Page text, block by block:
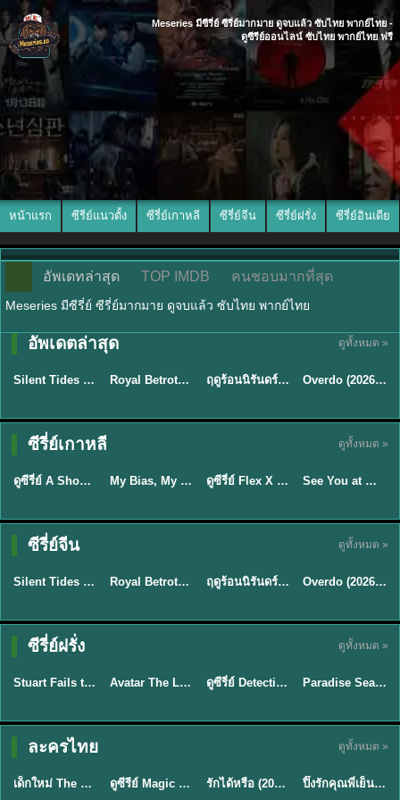
Meseries มีซีรี่ย์ ซีรี่ย์มากมาย ดูจบแล้ว ซับไทย พากย์ไทย -
ดูซีรีย์ออนไลน์ ซับไทย พากย์ไทย ฟรี
หน้าแรก ซีรีย์แนวตั้ง ซีรี่ย์เกาหลี ซีรี่ย์จีน ซีรี่ย์ฝรั่ง ซีรี่ย์อินเดีย
อัพเดทล่าสุด TOP IMDB คนชอบมากที่สุด
Meseries มีซีรี่ย์ ซีรี่ย์มากมาย ดูจบแล้ว ซับไทย พากย์ไทย
อัพเดตล่าสุด ดูทั้งหมด »
★9.5
พากย์ไทย
Silent Tides คลื่นลมลวง (2025) พากย์ไทย ซับไทย EP.1-31 ★9 Royal Betrothal (2026) สัญญาวิวาห์แห่งราชวงศ์ พากย์ไทย ซับไทย EP1-32 ★8.8 ฤดูร้อนนิรันดร์ (2026) Never-Ending Summer พากย์ไทย EP.1-29
ซับไทย
Overdo (2026) รักเกินแค้น พากย์ไทย ซับไทย EP1-33 (จบ)
ซีรี่ย์เกาหลี ดูทั้งหมด »
★8 EP.16
พากย์ไทย
TH EP. 16
ดูซีรี่ย์ A Shop for Killers 2 ร้านลับนักฆ่า ซีซัน 2 (2026) ซับไทย-พากย์ไทย My Bias, My Boss เมื่อเมนฉันเป็นประธานบริษัท (2026) พากย์ไทย ซับไทย EP.1-12 ★8 EP.16
Sub EP. 16 | TH
ดูซีรี่ย์ Flex X Cop คุณชายสายสืบ (2024) พากย์ไทย-ซับไทย EP.1-16 (จบ) ★9
ซับไทย | พากย์
Sub EP. 8 | TH
See You at Work Tomorrow! เจอกันที่ออฟฟิศพรุ่งนี้นะ พากย์ไทย
ซีรี่ย์จีน ดูทั้งหมด »
★9.5
พากย์ไทย
Silent Tides คลื่นลมลวง (2025) พากย์ไทย ซับไทย EP.1-31 ★9 Royal Betrothal (2026) สัญญาวิวาห์แห่งราชวงศ์ พากย์ไทย ซับไทย EP1-32 ★8.8 ฤดูร้อนนิรันดร์ (2026) Never-Ending Summer พากย์ไทย EP.1-29
ซับไทย
Overdo (2026) รักเกินแค้น พากย์ไทย ซับไทย EP1-33 (จบ)
ซีรี่ย์ฝรั่ง ดูทั้งหมด »
★8.8 EP.2
พากย์ไทย
TH EP. 2
Stuart Fails to Save the Universe (2026) สจ๊วตล่มแผนกู้จักรวาล พากย์ไทย EP1-10 ★7.8 EP.7Avatar The Last Airbender 2 เณรน้อยเจ้าอภินิหาร พากย์ไทย EP.9ดูซีรี่ย์ Detective Hole (2026) พากย์ไทย HD ฟรี อัปเดตล่าสุด Netflix EP.8
พากย์ไทย
Paradise Season 2 (2026) พากย์ไทย EP1-8 ดูซีรี่ย์ฝรั่ง HD ครบทุกตอน
ละครไทย ดูทั้งหมด »
★ 8 EP.6
พากย์ไทย
เด็กใหม่ The Reset 2026 EP1-6 พากย์ไทย ดูซีรี่ย์ Netflix ล่าสุด HD ดูซีรีย์ Magic Move (2026) ทำนายทายรัก Thai EP.1-10 HD รักได้หรือ (2026) YOUNG Let's Begin Again พากย์ไทย EP.1-19 ★8
พากย์ไทย
ปิ๊งรักคุณพี่เย็นชา (2026) Frozen Valentine EP.1-10 (จบ)